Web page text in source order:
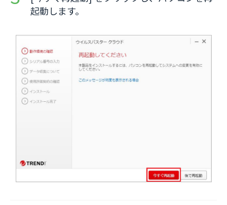
起動します。